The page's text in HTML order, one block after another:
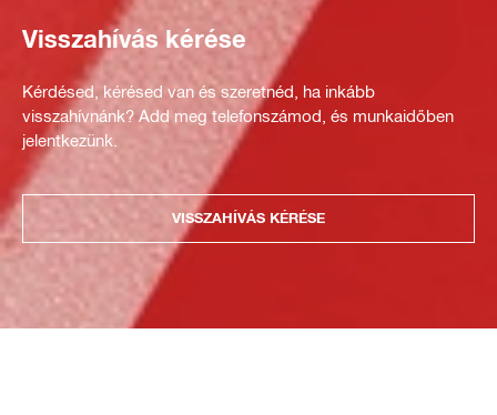
Visszahívás kérése
Kérdésed, kérésed van és szeretnéd, ha inkább
visszahívnánk? Add meg telefonszámod, és munkaidőben
jelentkezünk.
VISSZAHÍVÁS KÉRÉSE